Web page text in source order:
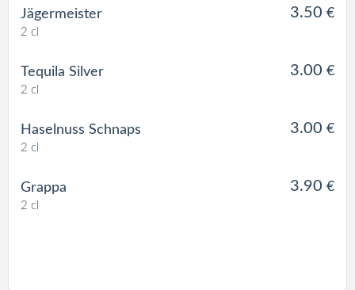
Jägermeister
2 cl
3.50 €
Tequila Silver
2 cl
3.00 €
Haselnuss Schnaps
2 cl
3.00 €
Grappa
2 cl
3.90 €